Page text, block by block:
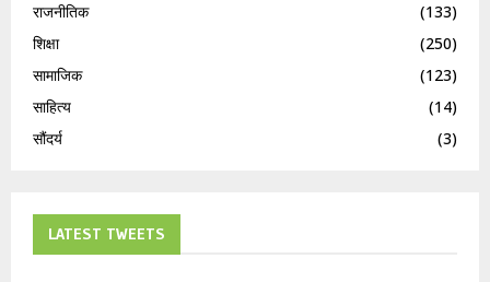
राजनीतिक
(133)
शिक्षा
(250)
सामाजिक
(123)
साहित्य
(14)
सौंदर्य
(3)
LATEST TWEETS